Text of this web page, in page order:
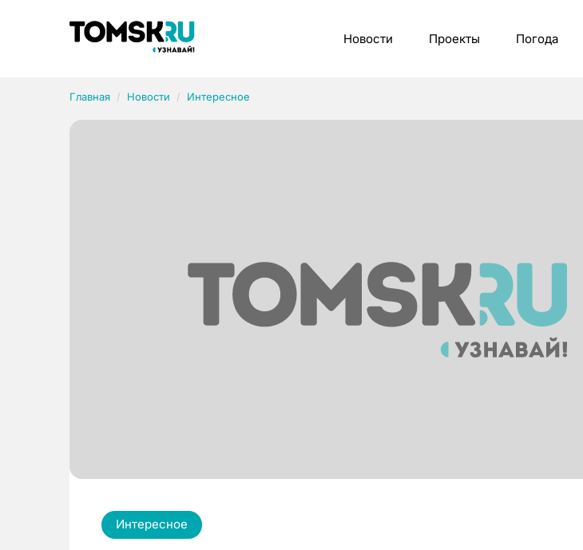
Новости Проекты Погода
Главная Новости Интересное
Интересное
Рубрики